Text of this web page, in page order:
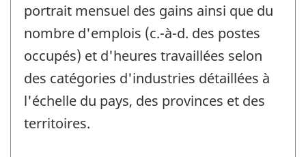
portrait mensuel des gains ainsi que du
nombre d'emplois (c.-à-d. des postes
occupés) et d'heures travaillées selon
des catégories d'industries détaillées à
l'échelle du pays, des provinces et des
territoires.